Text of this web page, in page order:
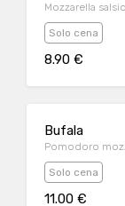
Mozzarella
Solo cena
8.90 €
Bufala
Pomodoro
Solo cena
11.00 €